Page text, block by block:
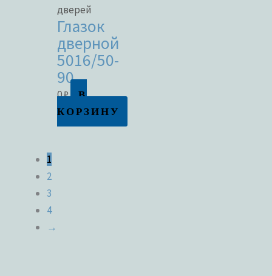
дверей
Глазок
дверной
5016/50-
90
0₽
В
КОРЗИНУ
1
2
3
4
→